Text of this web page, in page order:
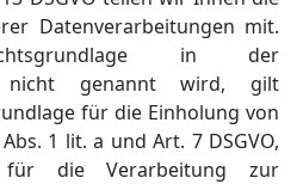
Datenverarbeitungen mit.
in der
nicht genannt wird, gilt
für die Einholung von
1 lit. a und Art. 7 DSGVO,
für die Verarbeitung zur